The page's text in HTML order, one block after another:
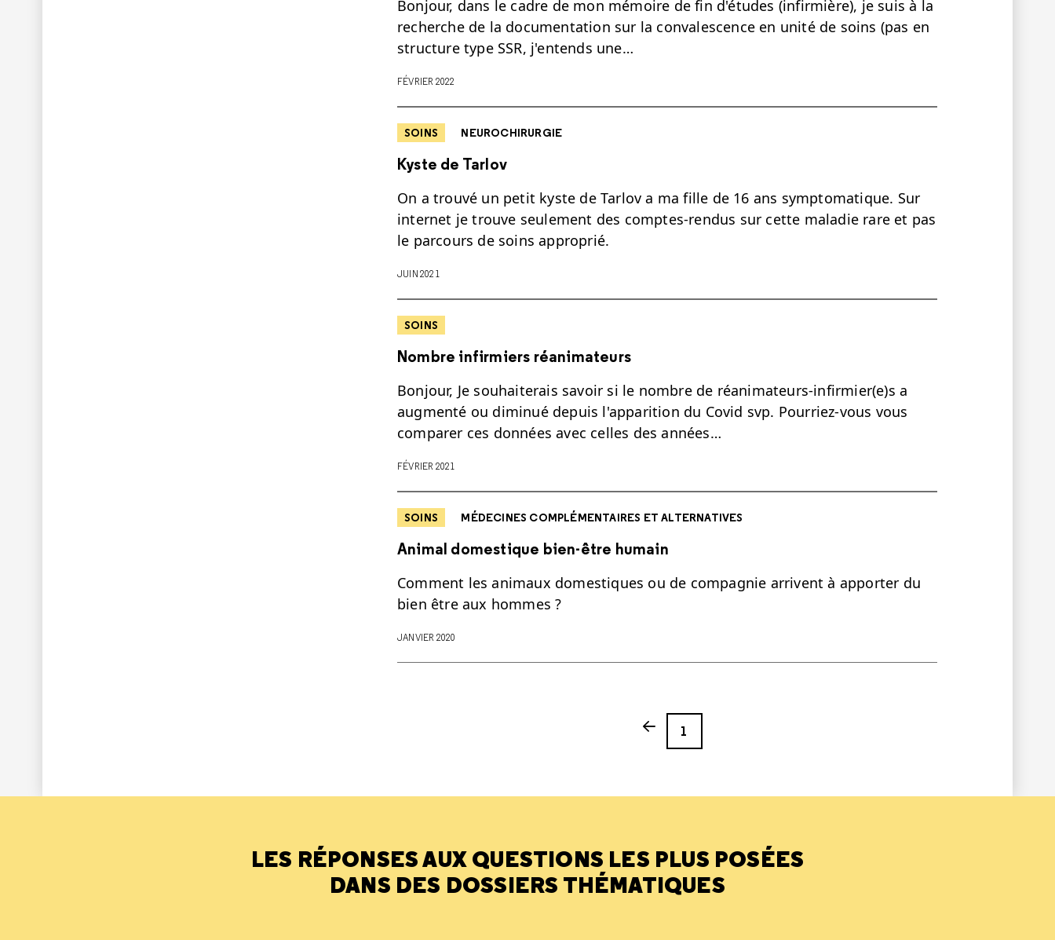
Bonjour, dans le cadre de mon mémoire de fin d'études (infirmière), je suis à la
recherche de la documentation sur la convalescence en unité de soins (pas en
structure type SSR, j'entends une…
FÉVRIER 2022
SOINS NEUROCHIRURGIE
Kyste de Tarlov
On a trouvé un petit kyste de Tarlov a ma fille de 16 ans symptomatique. Sur
internet je trouve seulement des comptes-rendus sur cette maladie rare et pas
le parcours de soins approprié.
JUIN 2021
SOINS
Nombre infirmiers réanimateurs
Bonjour, Je souhaiterais savoir si le nombre de réanimateurs-infirmier(e)s a
augmenté ou diminué depuis l'apparition du Covid svp. Pourriez-vous vous
comparer ces données avec celles des années…
FÉVRIER 2021
SOINS MÉDECINES COMPLÉMENTAIRES ET ALTERNATIVES
Animal domestique bien-être humain
Comment les animaux domestiques ou de compagnie arrivent à apporter du
bien être aux hommes ?
JANVIER 2020
Previous page
Page
1
LES RÉPONSES AUX QUESTIONS LES PLUS POSÉES
DANS DES DOSSIERS THÉMATIQUES